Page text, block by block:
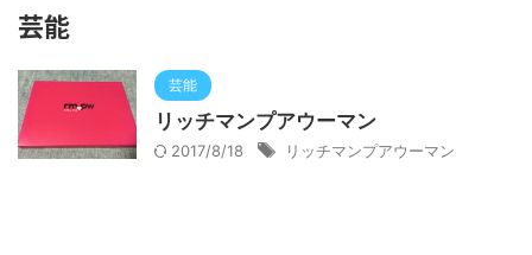
芸能
芸能
リッチマンプアウーマン
2017/8/18 リッチマンプアウーマン